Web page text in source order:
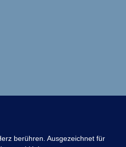
berühren. Ausgezeichnet für